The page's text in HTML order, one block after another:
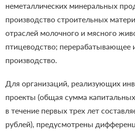
неметаллических минеральных
производство строительных
отраслей молочного и мясного
птицеводство; перерабатывающее
производство.
Для организаций, реализующих
проекты (общая сумма
в течение первых трех лет
рублей), предусмотрены